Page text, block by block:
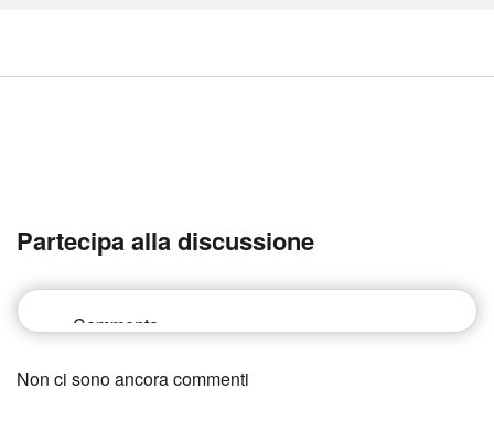
Partecipa alla discussione
Non ci sono ancora commenti